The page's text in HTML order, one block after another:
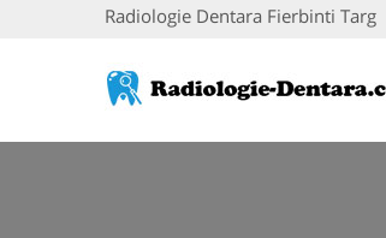
Radiologie Dentara Fierbinti Targ